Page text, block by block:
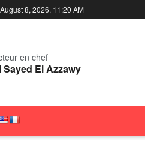
August 8, 2026, 11:20 AM
en chef
Sayed El Azzawy